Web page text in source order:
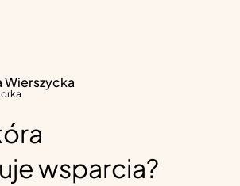
Wierszycka
wsparcia?